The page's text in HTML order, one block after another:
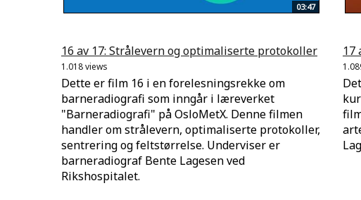
03:47
16 av 17: Strålevern og optimaliserte protokoller
1.018 views
Dette er film 16 i en forelesningsrekke om
barneradiografi som inngår i læreverket
"Barneradiografi" på OsloMetX. Denne filmen
handler om strålevern, optimaliserte protokoller,
sentrering og feltstørrelse. Underviser er
barneradiograf Bente Lagesen ved
Rikshospitalet.
17